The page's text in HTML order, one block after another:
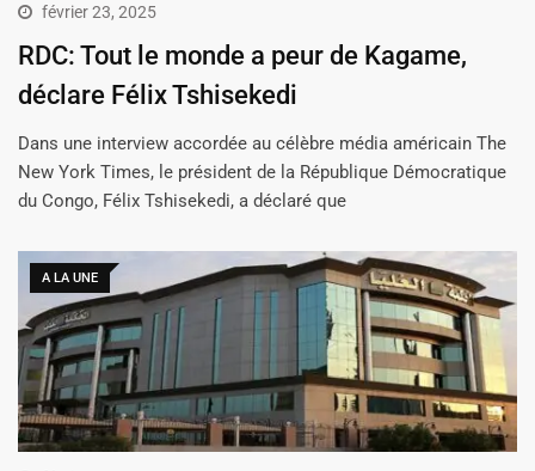
février 23, 2025
RDC: Tout le monde a peur de Kagame,
déclare Félix Tshisekedi
Dans une interview accordée au célèbre média américain The
New York Times, le président de la République Démocratique
du Congo, Félix Tshisekedi, a déclaré que
A LA UNE